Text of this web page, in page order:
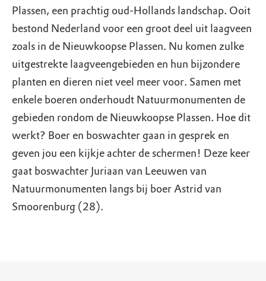
Plassen, een prachtig oud-Hollands landschap. Ooit
bestond Nederland voor een groot deel uit laagveen
zoals in de Nieuwkoopse Plassen. Nu komen zulke
uitgestrekte laagveengebieden en hun bijzondere
planten en dieren niet veel meer voor. Samen met
enkele boeren onderhoudt Natuurmonumenten de
gebieden rondom de Nieuwkoopse Plassen. Hoe dit
werkt? Boer en boswachter gaan in gesprek en
geven jou een kijkje achter de schermen! Deze keer
gaat boswachter Juriaan van Leeuwen van
Natuurmonumenten langs bij boer Astrid van
Smoorenburg (28).